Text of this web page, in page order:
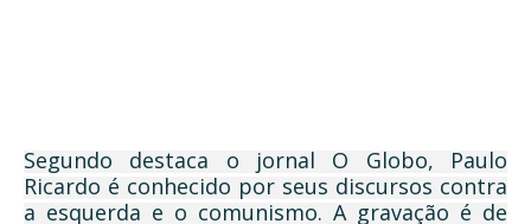
Segundo destaca o jornal O Globo, Paulo
Ricardo é conhecido por seus discursos contra
a esquerda e o comunismo. A gravação é de